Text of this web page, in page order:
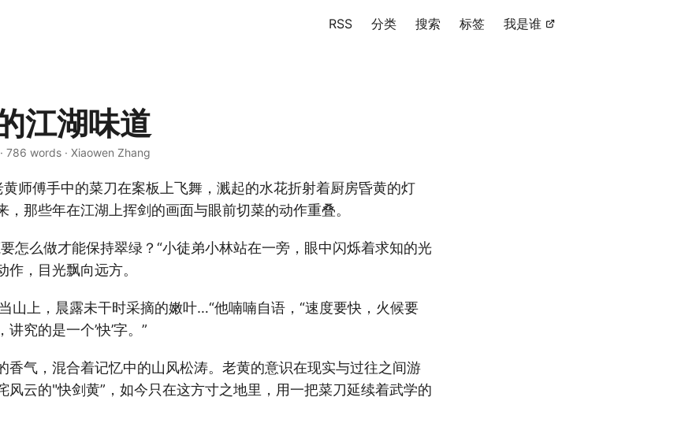
RSS 分类 搜索 标签 我是谁
江湖味道
786 words · Xiaowen Zhang
师傅手中的菜刀在案板上飞舞，溅起的水花折射着厨房昏黄的灯
，那些年在江湖上挥剑的画面与眼前切菜的动作重叠。
怎么做才能保持翠绿？“小徒弟小林站在一旁，眼中闪烁着求知的光
，目光飘向远方。
山上，晨露未干时采摘的嫩叶…“他喃喃自语，“速度要快，火候要
究的是一个’快’字。”
香气，混合着记忆中的山风松涛。老黄的意识在现实与过往之间游
风云的"快剑黄”，如今只在这方寸之地里，用一把菜刀延续着武学的